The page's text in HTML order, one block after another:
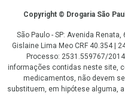
CopyrightCopyright © Drogaria São
São Paulo - SP: Avenida
Gislaine Lima Meo CRF 40.354 |
Processo: 2531.559767/
informações contidas neste site,
medicamentos, não devem
substituem, em hipótese alguma,